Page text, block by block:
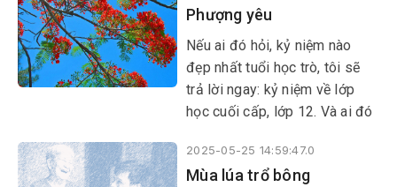
Phượng yêu
Nếu ai đó hỏi, kỷ niệm nào
đẹp nhất tuổi học trò, tôi sẽ
trả lời ngay: kỷ niệm về lớp
học cuối cấp, lớp 12. Và ai đó
dứt nhất, thì đó chính là ký ức
về những chùm phượng đỏ -
2025-05-25 14:59:47.0
Mùa lúa trổ bông